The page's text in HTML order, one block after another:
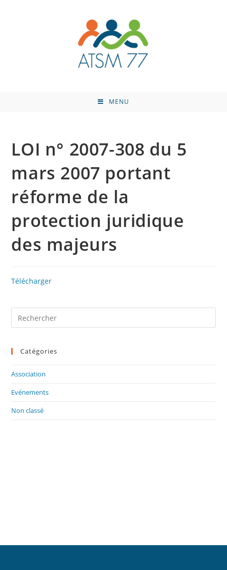
MENU
LOI n° 2007-308 du 5
mars 2007 portant
réforme de la
protection juridique
des majeurs
Télécharger
Catégories
Association
Evénements
Non classé